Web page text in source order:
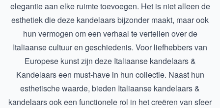
elegantie aan elke ruimte toevoegen. Het is niet alleen de
esthetiek die deze kandelaars bijzonder maakt, maar ook
hun vermogen om een verhaal te vertellen over de
Italiaanse cultuur en geschiedenis. Voor liefhebbers van
Europese kunst zijn deze Italiaanse kandelaars &
Kandelaarseen must-have in hun collectie. Naast hun
esthetische waarde, bieden Italiaanse kandelaars &
kandelaars ook een functionele rol in het creëren van sfeer